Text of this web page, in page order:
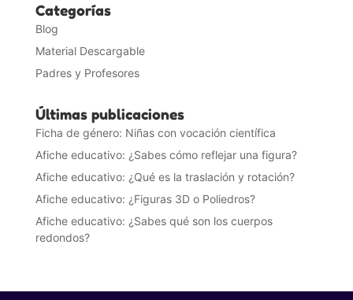
Categorías
Blog
Material Descargable
Padres y Profesores
Últimas publicaciones
Ficha de género: Niñas con vocación científica
Afiche educativo: ¿Sabes cómo reflejar una figura?
Afiche educativo: ¿Qué es la traslación y rotación?
Afiche educativo: ¿Figuras 3D o Poliedros?
Afiche educativo: ¿Sabes qué son los cuerpos
redondos?